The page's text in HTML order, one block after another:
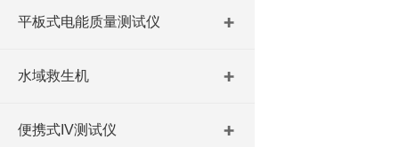
平板式电能质量测试仪
水域救生机
便携式IV测试仪